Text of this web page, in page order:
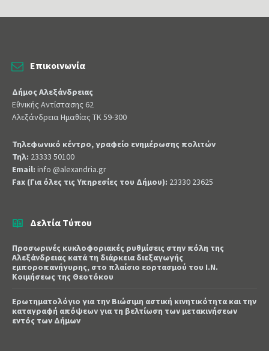
Επικοινωνία
Δήμος Αλεξάνδρειας
Εθνικής Αντίστασης 62
Αλεξάνδρεια Ημαθίας ΤΚ 59-300
Τηλεφωνικό κέντρο, γραφείο ενημέρωσης πολιτών
Τηλ: 23333 50100
Email: info @alexandria.gr
Fax (Για όλες τις Υπηρεσίες του Δήμου): 23330 23625
Δελτία Τύπου
Προσωρινές κυκλοφοριακές ρυθμίσεις στην πόλη της
Αλεξάνδρειας κατά τη διάρκεια διεξαγωγής
εμποροπανήγυρης, στο πλαίσιο εορτασμού του Ι.Ν.
Κοιμήσεως της Θεοτόκου
Ερωτηματολόγιο για την Βιώσιμη αστική κινητικότητα και την
καταγραφή απόψεων για τη βελτίωση των μετακινήσεων
εντός των Δήμων